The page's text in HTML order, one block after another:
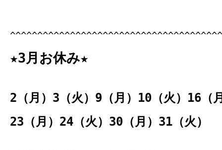
★3月お休み★
2（月）3（火）9（月）10（火）16（
23（月）24（火）30（月）31（火）